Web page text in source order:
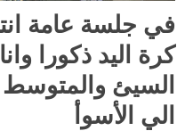
في جلسة عامة
كرة اليد ذكورا
السيئ والمتوسط
الي الأسوأ